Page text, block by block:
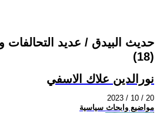
حديث البيدق / عديد التحالفات
(18)
نورالدين علاك الاسفي
2023 / 10 / 20
مواضيع وابحاث سياسية